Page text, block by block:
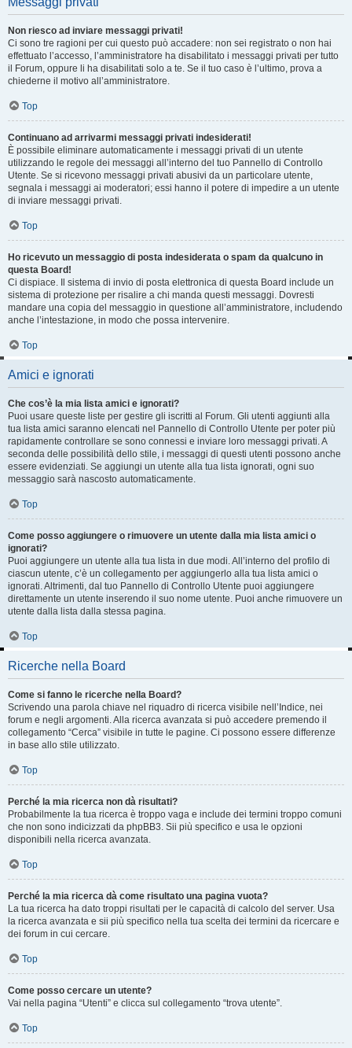
Non riesco ad inviare messaggi privati!
Ci sono tre ragioni per cui questo può accadere: non sei registrato o non hai
effettuato l’accesso, l’amministratore ha disabilitato i messaggi privati per tutto
il Forum, oppure li ha disabilitati solo a te. Se il tuo caso è l’ultimo, prova a
chiederne il motivo all’amministratore.
Top
Continuano ad arrivarmi messaggi privati indesiderati!
È possibile eliminare automaticamente i messaggi privati ​​di un utente
utilizzando le regole dei messaggi all’interno del tuo Pannello di Controllo
Utente. Se si ricevono messaggi privati ​​abusivi da un particolare utente,
segnala i messaggi ai moderatori; essi hanno il potere di impedire a un utente
di inviare messaggi privati​​.
Top
Ho ricevuto un messaggio di posta indesiderata o spam da qualcuno in
questa Board!
Ci dispiace. Il sistema di invio di posta elettronica di questa Board include un
sistema di protezione per risalire a chi manda questi messaggi. Dovresti
mandare una copia del messaggio in questione all’amministratore, includendo
anche l’intestazione, in modo che possa intervenire.
Top
Amici e ignorati
Che cos’è la mia lista amici e ignorati?
Puoi usare queste liste per gestire gli iscritti al Forum. Gli utenti aggiunti alla
tua lista amici saranno elencati nel Pannello di Controllo Utente per poter più
rapidamente controllare se sono connessi e inviare loro messaggi privati. A
seconda delle possibilità dello stile, i messaggi di questi utenti possono anche
essere evidenziati. Se aggiungi un utente alla tua lista ignorati, ogni suo
messaggio sarà nascosto automaticamente.
Top
Come posso aggiungere o rimuovere un utente dalla mia lista amici o
ignorati?
Puoi aggiungere un utente alla tua lista in due modi. All’interno del profilo di
ciascun utente, c’è un collegamento per aggiungerlo alla tua lista amici o
ignorati. Altrimenti, dal tuo Pannello di Controllo Utente puoi aggiungere
direttamente un utente inserendo il suo nome utente. Puoi anche rimuovere un
utente dalla lista dalla stessa pagina.
Top
Ricerche nella Board
Come si fanno le ricerche nella Board?
Scrivendo una parola chiave nel riquadro di ricerca visibile nell’Indice, nei
forum e negli argomenti. Alla ricerca avanzata si può accedere premendo il
collegamento “Cerca” visibile in tutte le pagine. Ci possono essere differenze
in base allo stile utilizzato.
Top
Perché la mia ricerca non dà risultati?
Probabilmente la tua ricerca è troppo vaga e include dei termini troppo comuni
che non sono indicizzati da phpBB3. Sii più specifico e usa le opzioni
disponibili nella ricerca avanzata.
Top
Perché la mia ricerca dà come risultato una pagina vuota?
La tua ricerca ha dato troppi risultati per le capacità di calcolo del server. Usa
la ricerca avanzata e sii più specifico nella tua scelta dei termini da ricercare e
dei forum in cui cercare.
Top
Come posso cercare un utente?
Vai nella pagina “Utenti” e clicca sul collegamento “trova utente”.
Top